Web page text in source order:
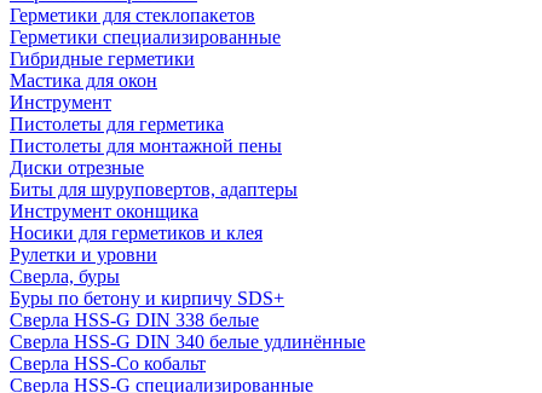
Герметики для стеклопакетов
Герметики специализированные
Гибридные герметики
Мастика для окон
Инструмент
Пистолеты для герметика
Пистолеты для монтажной пены
Диски отрезные
Биты для шуруповертов, адаптеры
Инструмент оконщика
Носики для герметиков и клея
Рулетки и уровни
Сверла, буры
Буры по бетону и кирпичу SDS+
Сверла HSS-G DIN 338 белые
Сверла HSS-G DIN 340 белые удлинённые
Сверла HSS-Co кобальт
Сверла HSS-G специализированные